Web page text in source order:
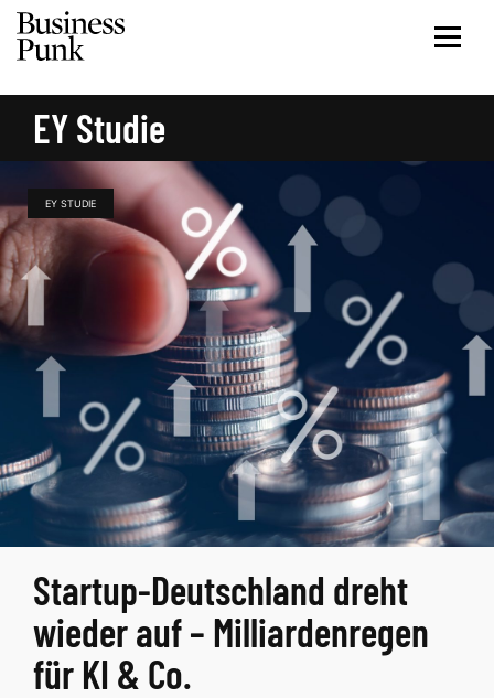
EY Studie
EY STUDIE
Startup-Deutschland dreht
wieder auf – Milliardenregen
für KI & Co.